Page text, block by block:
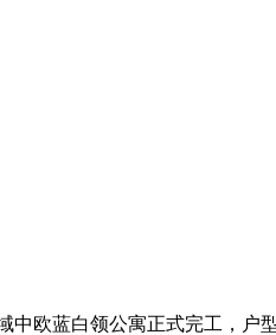
欧蓝白领公寓正式完工，户